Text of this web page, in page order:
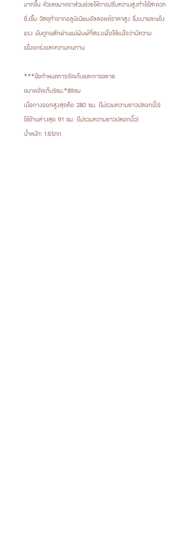
มากขึ้น ตัวเลขมาตราส่วนช่วยให้การปรับความสูงทำได้สะดวก
ยิ่งขึ้น วัสดุทำจากอลูมิเนียมอัลลอยด์ราคาสูง ซึ่งเบาและแข็ง
แรง มันถูกผลักผ่านแม่พิมพ์ที่สองเพื่อให้แน่ใจว่ามีความ
แข็งแกร่งและความทนทาน
***ข้อกำหนดการจัดเก็บและการขยาย
ขนาดจัดเก็บ5ซม.*89ซม
เมื่อกางออกสูงสุดคือ 280 ซม. (ไม่รวมความยาวปลอกนิ้ว)
ใช้ด้านล่างสุด 91 ซม. (ไม่รวมความยาวปลอกนิ้ว)
น้ำหนัก: 1.65กก